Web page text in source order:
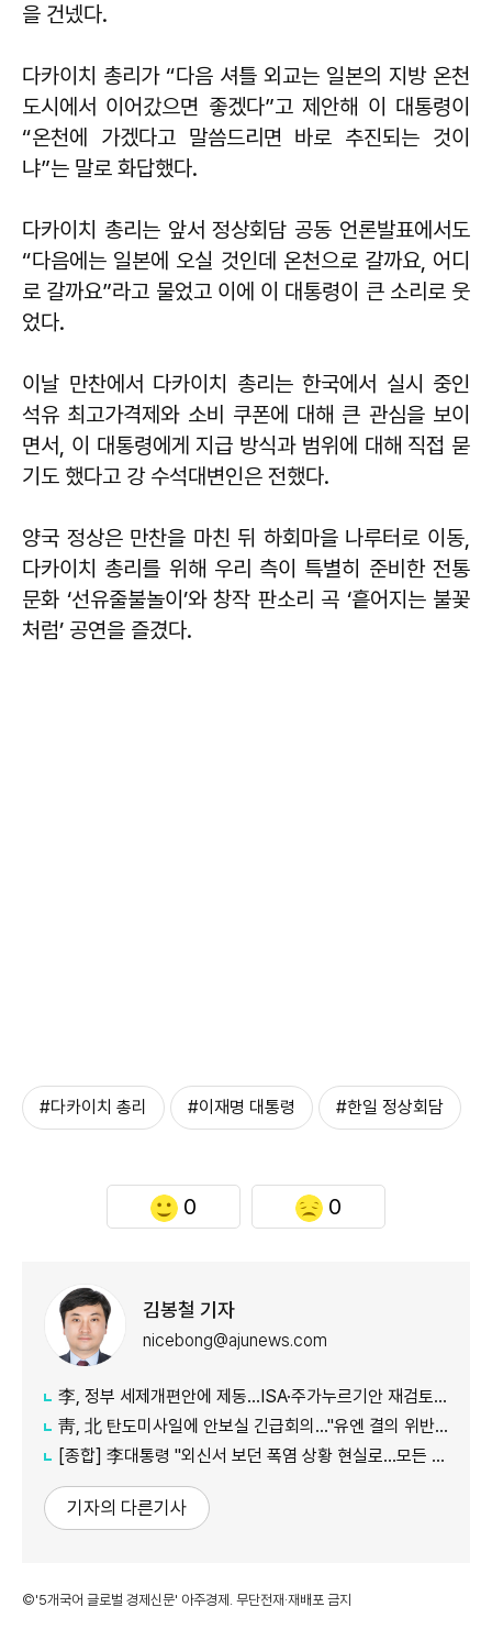
을 건넸다.
다카이치 총리가 “다음 셔틀 외교는 일본의 지방 온천
도시에서 이어갔으면 좋겠다”고 제안해 이 대통령이
“온천에 가겠다고 말씀드리면 바로 추진되는 것이
냐”는 말로 화답했다.
다카이치 총리는 앞서 정상회담 공동 언론발표에서도
“다음에는 일본에 오실 것인데 온천으로 갈까요, 어디
로 갈까요”라고 물었고 이에 이 대통령이 큰 소리로 웃
었다.
이날 만찬에서 다카이치 총리는 한국에서 실시 중인
석유 최고가격제와 소비 쿠폰에 대해 큰 관심을 보이
면서, 이 대통령에게 지급 방식과 범위에 대해 직접 묻
기도 했다고 강 수석대변인은 전했다.
양국 정상은 만찬을 마친 뒤 하회마을 나루터로 이동,
다카이치 총리를 위해 우리 측이 특별히 준비한 전통
문화 ‘선유줄불놀이’와 창작 판소리 곡 ‘흩어지는 불꽃
처럼’ 공연을 즐겼다.
#다카이치 총리 #이재명 대통령 #한일 정상회담
0 0
김봉철 기자
nicebong@ajunews.com
李, 정부 세제개편안에 제동…ISA·주가누르기안 재검토 지시
靑, 北 탄도미사일에 안보실 긴급회의…"유엔 결의 위반, 즉각 중단 촉구"
[종합] 李대통령 "외신서 보던 폭염 상황 현실로…모든 행정력 총동원하라"
기자의 다른기사
©'5개국어 글로벌 경제신문' 아주경제. 무단전재·재배포 금지